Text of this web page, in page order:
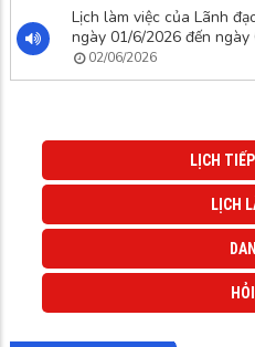
Lịch làm việc của Lãnh
ngày 01/6/2026 đến ngày
02/06/2026
LỊCH
LỊCH